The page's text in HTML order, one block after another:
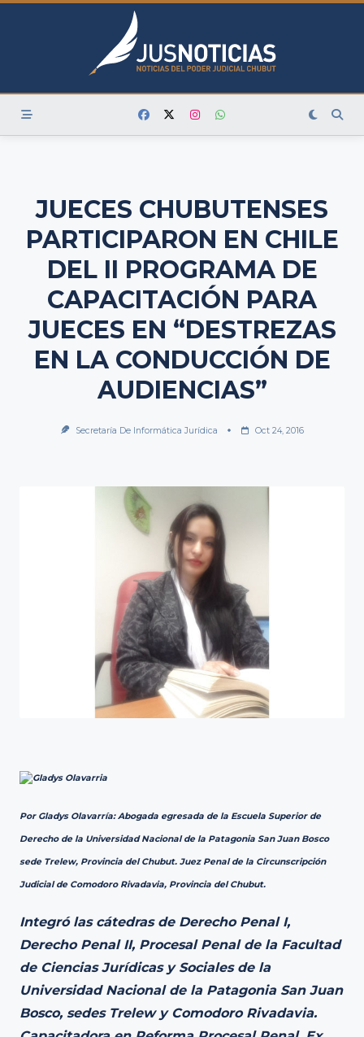
Skip
JUECES CHUBUTENSES
PARTICIPARON EN CHILE
DEL II PROGRAMA DE
CAPACITACIÓN PARA
JUECES EN “DESTREZAS
EN LA CONDUCCIÓN DE
AUDIENCIAS”
Secretaría De Informática Jurídica Oct 24, 2016
Por Gladys Olavarría: Abogada egresada de la Escuela Superior de
Derecho de la Universidad Nacional de la Patagonia San Juan Bosco
sede Trelew, Provincia del Chubut. Juez Penal de la Circunscripción
Judicial de Comodoro Rivadavia, Provincia del Chubut.
Integró las cátedras de Derecho Penal I,
Derecho Penal II, Procesal Penal de la Facultad
de Ciencias Jurídicas y Sociales de la
Universidad Nacional de la Patagonia San Juan
Bosco, sedes Trelew y Comodoro Rivadavia.